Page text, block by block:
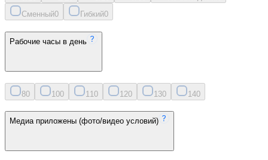
Сменный0 Гибкий0
Рабочие часы в день
80 100 11 0 120 130 140
Медиа приложены (фото/видео условий)